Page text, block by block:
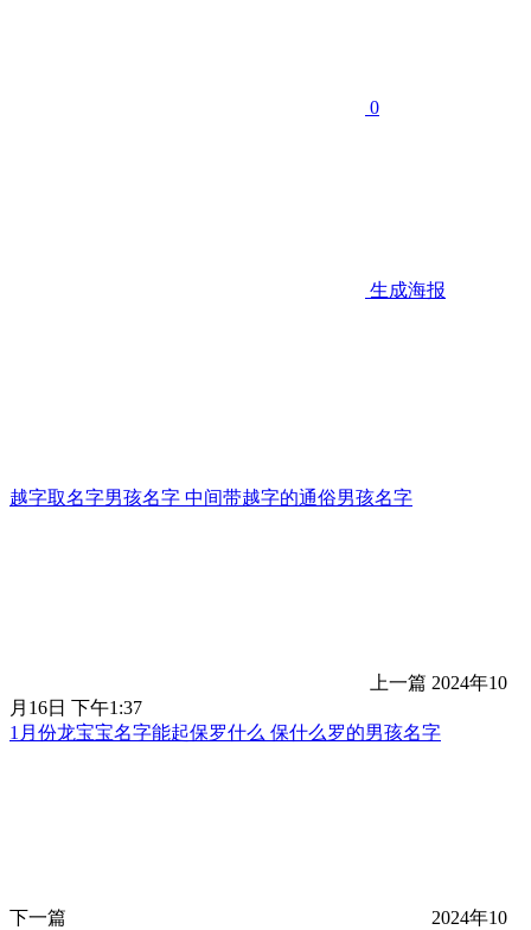
0
生成海报
越字取名字男孩名字 中间带越字的通俗男孩名字
上一篇 2024年10
月16日 下午1:37
1月份龙宝宝名字能起保罗什么 保什么罗的男孩名字
下一篇
2024年10